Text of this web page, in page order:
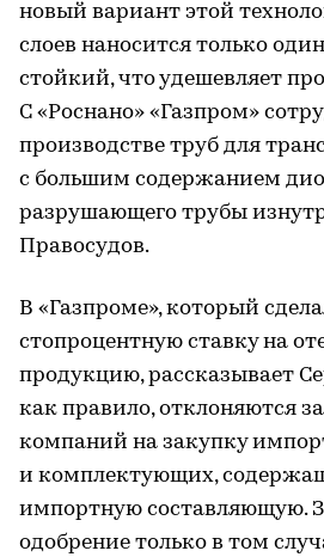
новый вариант этой
слоев наносится только
стойкий, что удешевляет
С «Роснано» «Газпром»
производстве труб для
с большим содержанием
разрушающего трубы
Правосудов.
В «Газпроме», который
стопроцентную ставку на
продукцию, рассказывает
как правило, отклоняются
компаний на закупку
и комплектующих,
импортную составляющую.
одобрение только в том